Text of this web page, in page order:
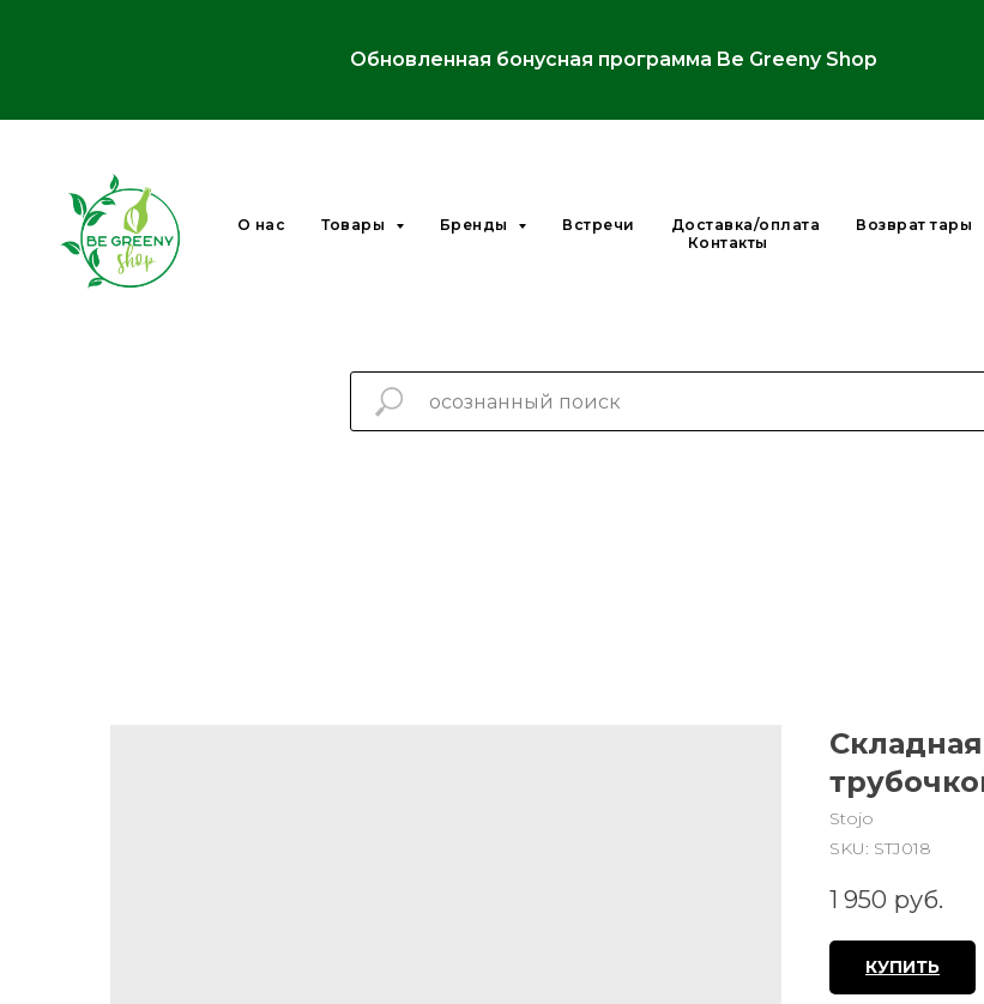
Обновленная бонусная программа Be Greeny Shop
О нас Товары Бренды Встречи Доставка/оплата Возврат тары
Контакты
Stojo
SKU: STJ018
1 950 руб.
КУПИТЬ